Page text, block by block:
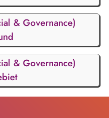
& Governance)
& Governance)